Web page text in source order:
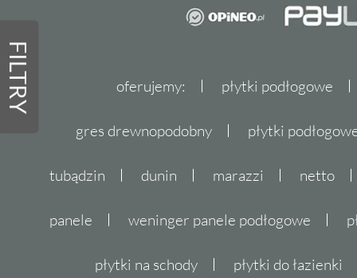
FILTRY oferujemy: płytki podłogowe
gres drewnopodobny płytki
tubądzin dunin marazzi netto
panele weninger panele podłogowe
płytki na schody płytki do łazienki